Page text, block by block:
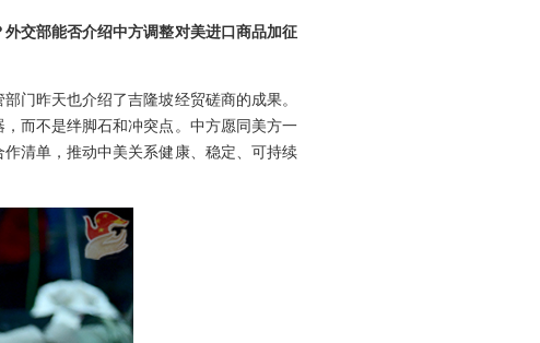
交部能否介绍中方调整对美进口商品加征
门昨天也介绍了吉隆坡经贸磋商的成果。
而不是绊脚石和冲突点。中方愿同美方一
清单，推动中美关系健康、稳定、可持续